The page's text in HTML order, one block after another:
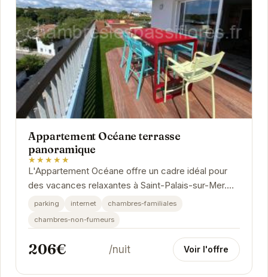
Appartement Océane terrasse
panoramique
★★★★★
L'Appartement Océane offre un cadre idéal pour
des vacances relaxantes à Saint-Palais-sur-Mer.
Son emplacement privilégié, à proximité des...
parking internet
chambres-familiales
chambres-non-fumeurs
206€ /nuit Voir l'offre